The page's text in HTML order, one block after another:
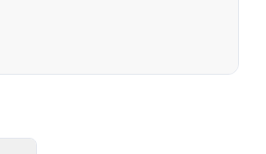
2)) AS [size_mb],
2) AS NUMERIC(36, 2)) AS